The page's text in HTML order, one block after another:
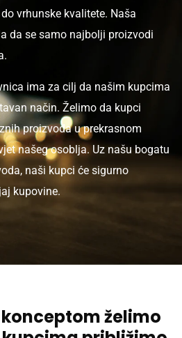
vrhunske kvalitete. Naša
da se samo najbolji proizvodi
ima za cilj da našim kupcima
način. Želimo da kupci
proizvoda u prekrasnom
našeg osoblja. Uz našu bogatu
naši kupci će sigurno
kupovine.
želimo